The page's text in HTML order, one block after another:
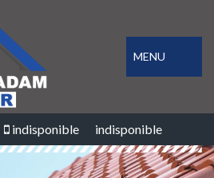
MENU
indisponible indisponible